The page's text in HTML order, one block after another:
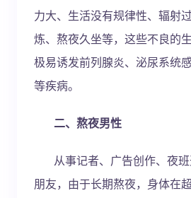
力大、生活没有规律性、辐射
炼、熬夜久坐等，这些不良的
极易诱发前列腺炎、泌尿系统
等疾病。
二、熬夜男性
从事记者、广告创作、夜班
朋友，由于长期熬夜，身体在